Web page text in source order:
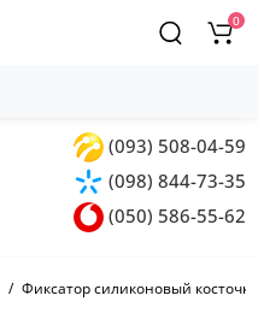
(093) 508-04-59
(098) 844-73-35
(050) 586-55-62
0
Фиксатор силиконовый